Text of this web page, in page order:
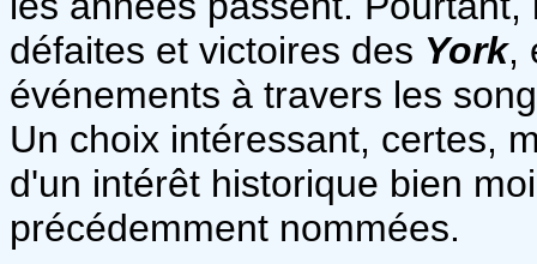
défaites et victoires des York,
événements à travers les
Un choix intéressant, certes,
d'un intérêt historique bien
précédemment nommées.